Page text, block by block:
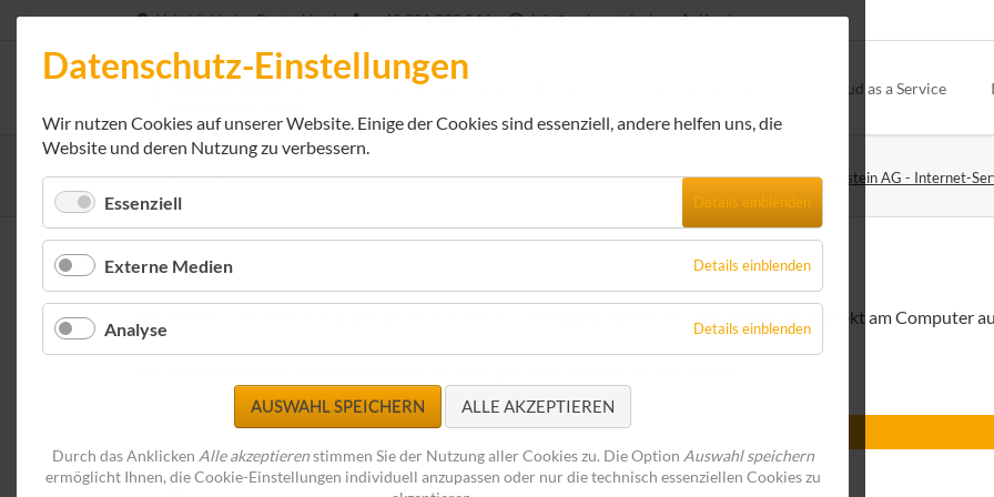
Datenschutz-Einstellungen
Wir nutzen Cookies auf unserer Website. Einige der Cookies sind essenziell, andere helfen uns, die
Website und deren Nutzung zu verbessern.
Essenziell Details einblenden
Externe Medien Details einblenden
Analyse Details einblenden
AUSWAHL SPEICHERN ALLE AKZEPTIEREN
Durch das Anklicken Alle akzeptierenstimmen Sie der Nutzung aller Cookies zu. Die Option Auswahl speichern
ermöglicht Ihnen, die Cookie-Einstellungen individuell anzupassen oder nur die technisch essenziellen Cookies zu
Veitshöchheim, Deutschland +49 931 299 344 info@rockenstein.de Karriere
Rechenzentren und Kollokation
Individuelle Standortvernetzungen
Netzsicherheit
Anbindungen in Mainfranken
FTTH - Fibre To The Home
Cloud as a Service
Webdienste
E-Mail-Dienste
Formulare rockenstein AG - Internet-
Formulare
Wir stellen Ihnen hier Formulare als PDF-Datei zur Verfügung. Sie können diese Formulare direkt am Computer
FORMULARE
rockensteinAG_SEPA-Lastschriftmandat.pdf (521,0 KiB)